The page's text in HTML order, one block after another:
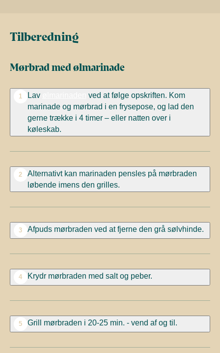
Tilberedning
Mørbrad med ølmarinade
1 Lav
ved at følge opskriften. Kom
marinade og mørbrad i en frysepose, og lad den
gerne trække i 4 timer – eller natten over i
køleskab.
2
Alternativt kan marinaden pensles på mørbraden
løbende imens den grilles.
3 Afpuds mørbraden ved at fjerne den grå sølvhinde.
4 Krydr mørbraden med salt og peber.
5 Grill mørbraden i 20-25 min. - vend af og til.